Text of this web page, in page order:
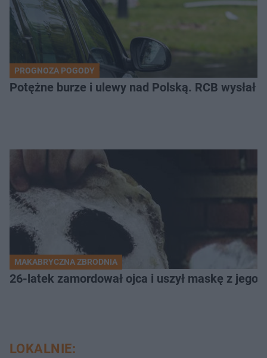
PROGNOZA POGODY
Potężne burze i ulewy nad Polską. RCB
MAKABRYCZNA ZBRODNIA
26-latek zamordował ojca i uszył maskę z
LOKALNIE: